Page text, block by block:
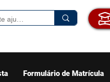
Formulário de Matrícula